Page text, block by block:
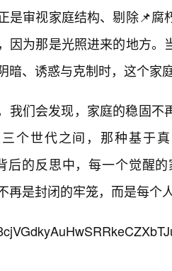
是审视家庭结构、剔除📌
因为那是光照进来的地方
暗、诱惑与克制时，这个家
我们会发现，家庭的稳固不
个世代之间，那种基于
后的反思中，每一个觉醒
再是封闭的牢笼，而是每个